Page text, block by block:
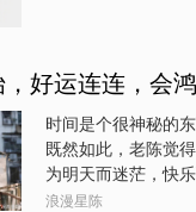
好运连连，会
时间是个很神秘的
既然如此，老陈觉
为明天而迷茫，快
始，哪些星座好运
浪漫星陈